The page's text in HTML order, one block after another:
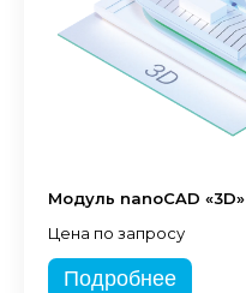
Модуль nanoCAD «3D»
Цена по запросу
Подробнее